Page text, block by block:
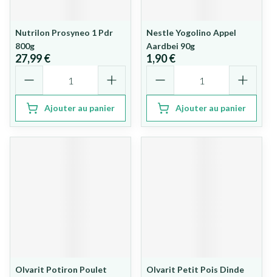
Nutrilon Prosyneo 1 Pdr
800g
27,99 €
Ajouter au panier
Nestle Yogolino Appel
Aardbei 90g
1,90 €
Ajouter au panier
Olvarit Potiron Poulet
Olvarit Petit Pois Dinde